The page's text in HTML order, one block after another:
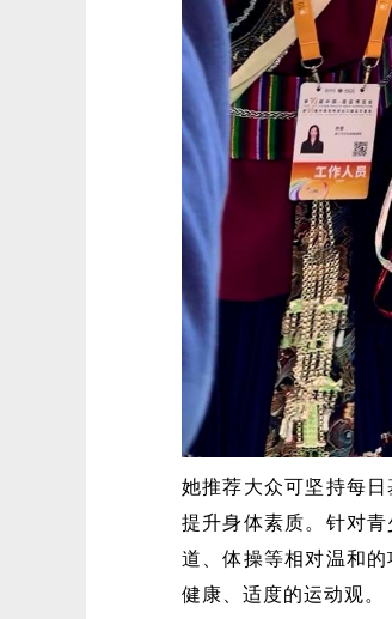
她推荐大众可坚持每
提升身体素质。针对
道、体操等相对温和
健康、适度的运动观。